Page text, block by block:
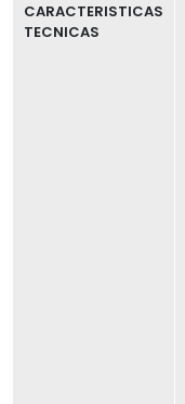
CARACTERISTICAS
TECNICAS